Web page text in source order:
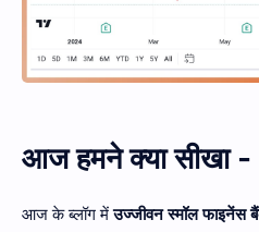
आज हमने क्या सीखा -
आज के ब्लॉग मेंउज्जीवन स्मॉल फाइनेंस